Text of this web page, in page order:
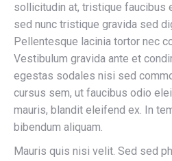
sollicitudin at, tristique faucibus
sed nunc tristique gravida sed
Pellentesque lacinia tortor nec
Vestibulum gravida ante et
egestas sodales nisi sed
cursus sem, ut faucibus odio
mauris, blandit eleifend ex. In
bibendum aliquam.
Mauris quis nisi velit. Sed sed